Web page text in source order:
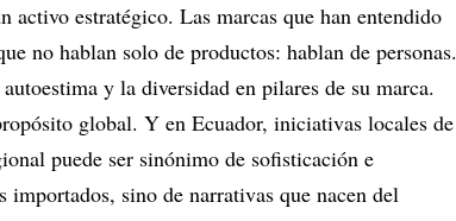
activo estratégico. Las marcas que han entendido
no hablan solo de productos: hablan de personas.
y la diversidad en pilares de su marca.
global. Y en Ecuador, iniciativas locales de
puede ser sinónimo de sofisticación e
sino de narrativas que nacen del